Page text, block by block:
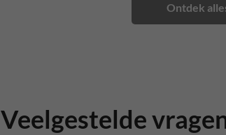
Ontdek
Veelgestelde